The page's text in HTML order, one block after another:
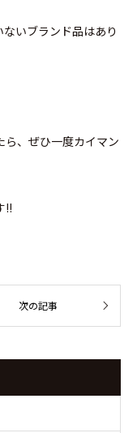
いブランド品はあり
ら、ぜひ一度カイマン
!!